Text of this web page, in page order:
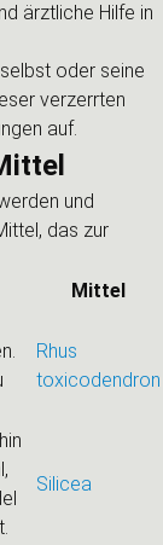
ärztliche Hilfe in
oder seine
verzerrten
auf.
und
das zur
Mittel
Rhus
toxicodendron
Silicea